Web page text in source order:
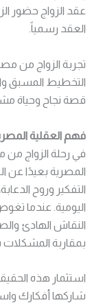
عقد الزواج حضور
العقد رسمياً.
تجربة الزواج من
التخطيط المسبق
قصة نجاح وحياة
فهم العقلية
في رحلة الزواج من
المصرية بعيدًا عن
التفكير وروح
اليومية. عندما
النقاش الهادئ
بمقاربة المشكلات
استثمار هذه
شاركها أفكارك